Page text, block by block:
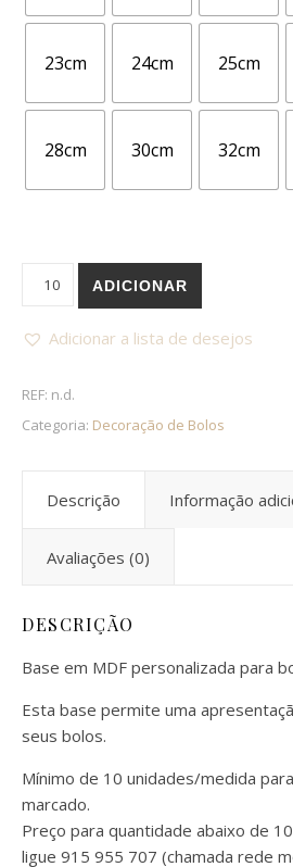
23cm 24cm 25cm
28cm 30cm 32cm
Quantidade de Cake Board
ADICIONAR
Adicionar a lista de desejos
REF: n.d.
Categoria: Decoração de Bolos
Descrição Informação
Avaliações (0)
DESCRIÇÃO
Base em MDF personalizada para
Esta base permite uma
seus bolos.
Mínimo de 10 unidades/medida
marcado.
Preço para quantidade abaixo de
ligue 915 955 707 (chamada rede